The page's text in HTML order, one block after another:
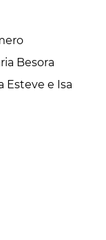
Besora
Esteve e Isa